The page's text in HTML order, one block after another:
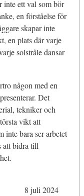
inte ett val som bör
en förståelse för
skapar inte
en plats där varje
solstråle dansar
någon med en
Det
tekniker och
vikt att
inte bara ser arbetet
att bidra till
8 juli 2024